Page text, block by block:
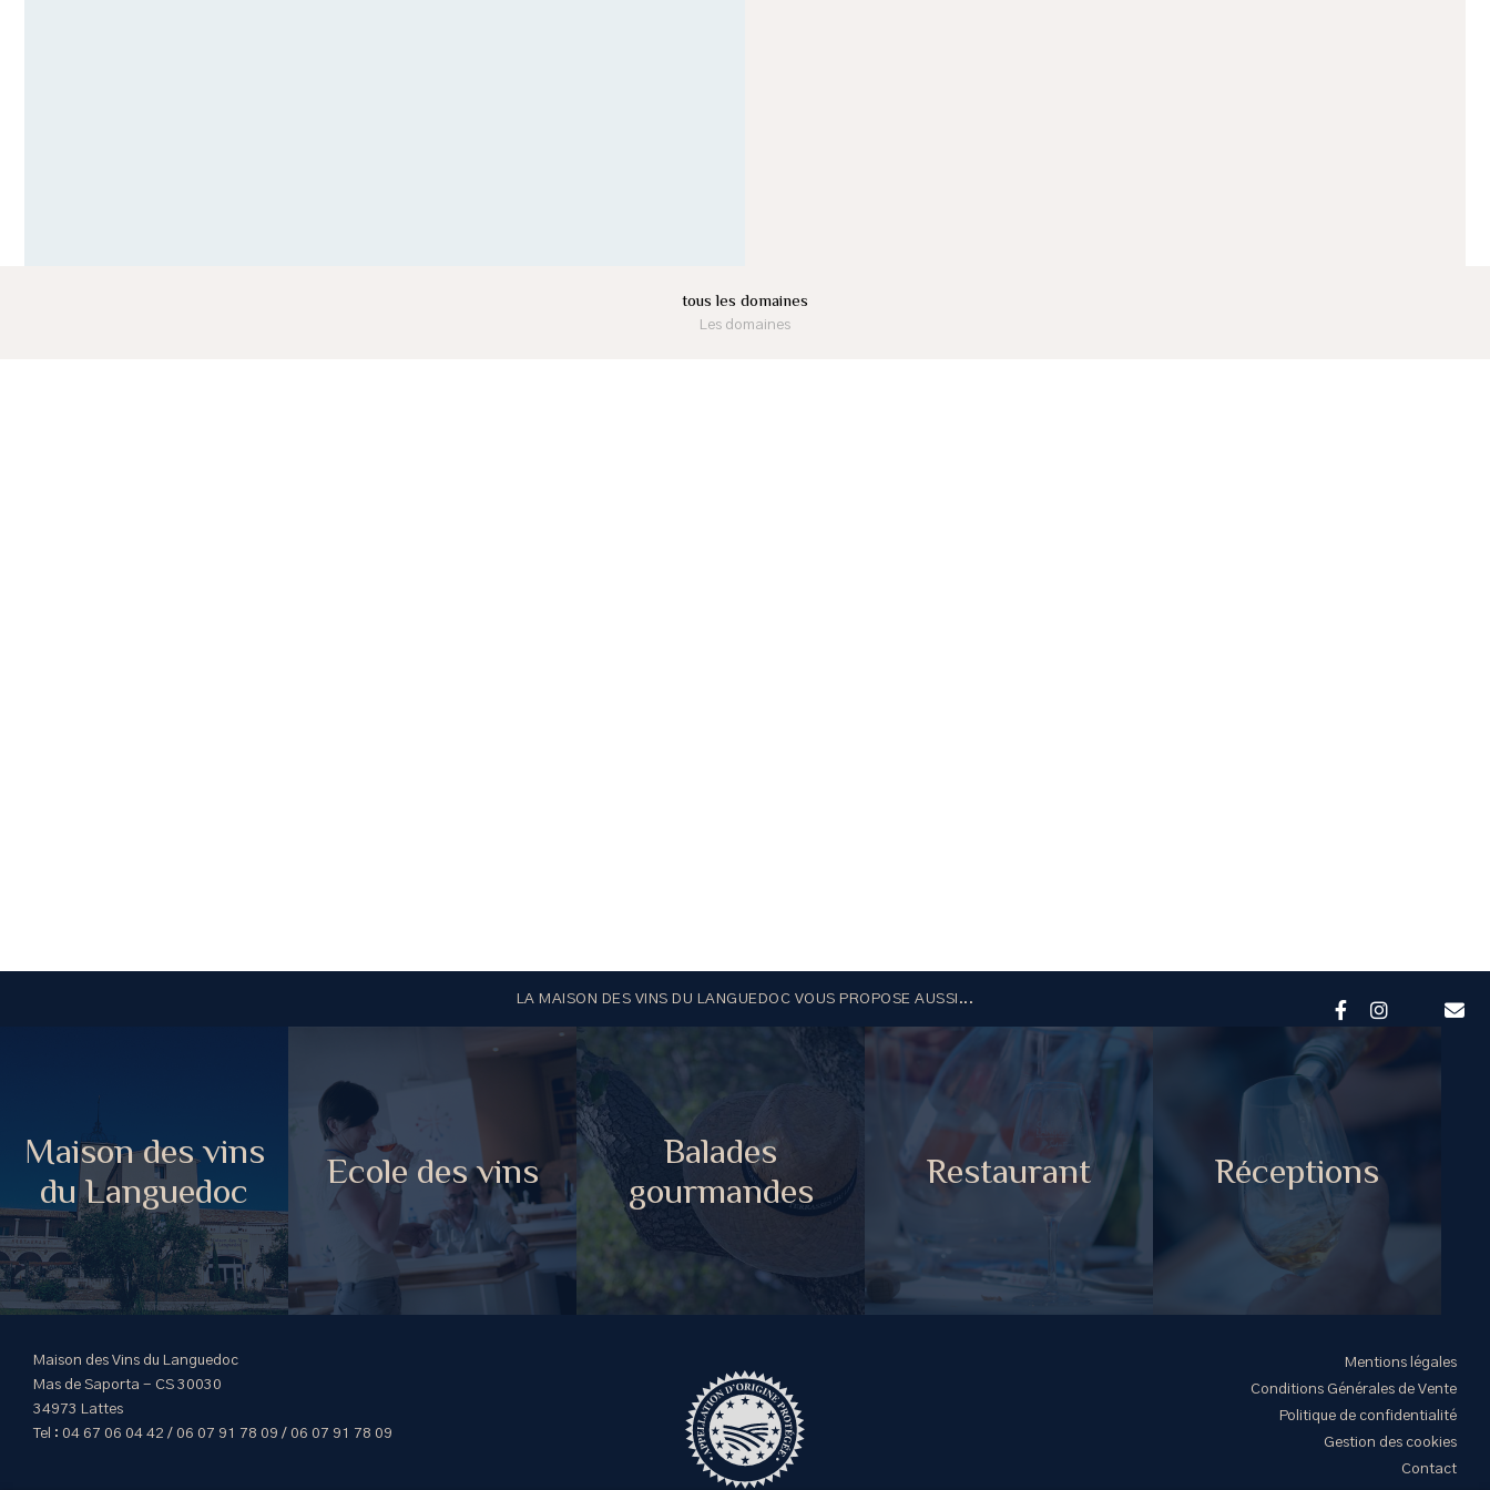
tous les domaines
Les domaines
LA MAISON DES VINS DU LANGUEDOC VOUS PROPOSE AUSSI...
Maison des vins
du Languedoc
Ecole des vins
Balades
gourmandes
Restaurant Réceptions
Maison des Vins du Languedoc
Mas de Saporta - CS 30030
34973 Lattes
Tel : 04 67 06 04 42 / 06 07 91 78 09 / 06 07 91 78 09
Mentions légales
Conditions Générales de Vente
Politique de confidentialité
Gestion des cookies
Contact